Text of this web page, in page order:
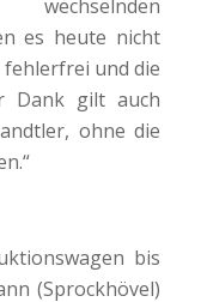
es heute nicht
und die
Dank gilt auch
ohne die
bis
(Sprockhövel)